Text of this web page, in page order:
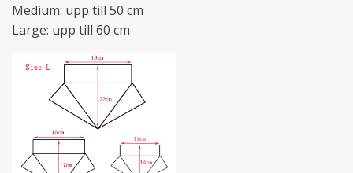
Medium: upp till 50 cm
Large: upp till 60 cm